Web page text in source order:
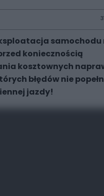
samochodu
koniecznością
kosztownych
błędów nie
jazdy!